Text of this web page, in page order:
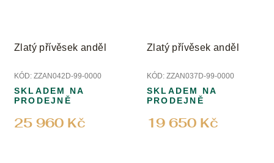
Zlatý přívěsek anděl
KÓD: ZZAN042D-99-0000
25 960 Kč
SKLADEM NA
PRODEJNĚ
Zlatý přívěsek anděl
KÓD: ZZAN037D-99-0000
19 650 Kč
SKLADEM NA
PRODEJNĚ